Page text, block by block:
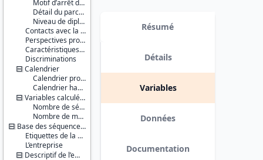
Motif d’arrêt des études
Détail du parcours scolaire
Niveau de diplôme
Contacts avec la mission locale / PAIO
Perspectives professionnelles
Caractéristiques individuelles et environnement familial
Discriminations
Calendrier
Calendrier professionnel
Calendrier habitat
Variables calculées
Nombre de séquences
Nombre de mois
Base des séquences d’emploi
Etiquettes de la séquence entreprise
L’entreprise
Descriptif de l’emploi
Identifiants :
lil-0575
doi:10.13144/lil-
0575
Thème :
Travail et
emploi
Série :
Génération
Couverture
géographique :
France
métropolitaine
Résumé
Détails
Variables
Données
Documentation